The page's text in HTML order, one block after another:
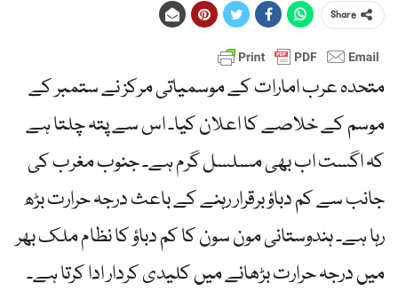
Share
متحدہ عرب امارات کے موسمیاتی مرکز نے ستمبر کے
موسم کے خلاصے کا اعلان کیا۔ اس سے پتہ چلتا ہے
کہ اگست اب بھی مسلسل گرم ہے۔ جنوب مغرب کی
جانب سے کم دباؤ برقرار رہنے کے باعث درجہ حرارت بڑھ
رہا ہے۔ ہندوستانی مون سون کا کم دباؤ کا نظام ملک بھر
میں درجہ حرارت بڑھانے میں کلیدی کردار ادا کرتا ہے۔